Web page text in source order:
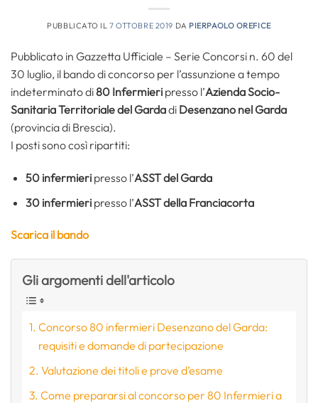
PUBBLICATO IL7 OTTOBRE 2019 DA PIERPAOLO OREFICE
Pubblicato in Gazzetta Ufficiale – Serie Concorsi n. 60 del
30 luglio, il bando di concorso per l’assunzione a tempo
indeterminato di80 Infermieri presso l’Azienda Socio-
Sanitaria Territoriale del Gardadi Desenzano nel Garda
(provincia di Brescia).
I posti sono così ripartiti:
50 infermieripresso l’ASST del Garda
30 infermieripresso l’ASST della Franciacorta
Scarica il bando
Gli argomenti dell'articolo
Concorso 80 infermieri Desenzano del Garda:
requisiti e domande di partecipazione
Valutazione dei titoli e prove d’esame
Come prepararsi al concorso per 80 Infermieri a